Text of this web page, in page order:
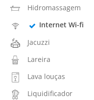
Hidromassagem
Internet Wi-fi
Jacuzzi
Lareira
Lava louças
Liquidificador